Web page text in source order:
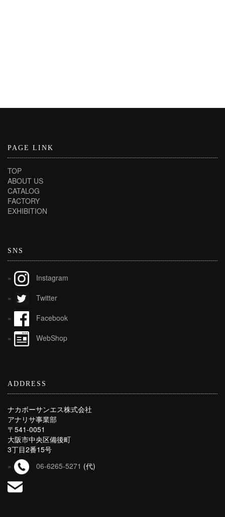
PAGE LINK
TOP
ABOUT US
CATALOG
FACTORY
EXHIBITION
SNS
Instagram
Twitter
Facebook
WebShop
ADDRESS
ナカボーサンエス株式会社
アナリサ事業部
〒541-0051
大阪市中央区備後町
3丁目2番15号
06-6265-5271 (代)